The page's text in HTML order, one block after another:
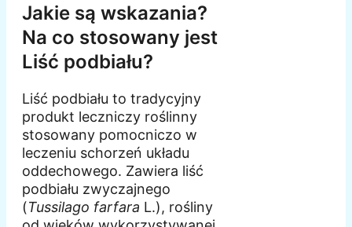
Jakie są wskazania?
Na co stosowany jest
Liść podbiału?
Liść podbiału to tradycyjny
produkt leczniczy roślinny
stosowany pomocniczo w
leczeniu schorzeń układu
oddechowego. Zawiera liść
podbiału zwyczajnego
(Tussilago farfara L.), rośliny